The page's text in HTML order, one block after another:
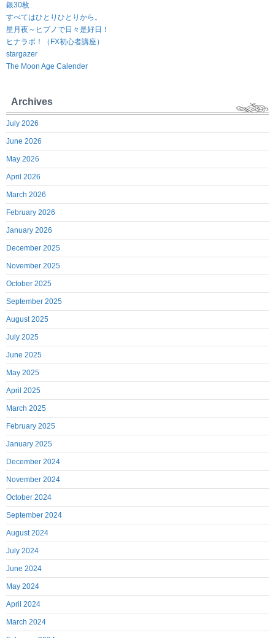
銀30枚
すべてはひとりひとりから。
星月夜～ヒプノで日々是好日！
ヒナラボ！（FX初心者講座）
stargazer
The Moon Age Calender
Archives
July 2026
June 2026
May 2026
April 2026
March 2026
February 2026
January 2026
December 2025
November 2025
October 2025
September 2025
August 2025
July 2025
June 2025
May 2025
April 2025
March 2025
February 2025
January 2025
December 2024
November 2024
October 2024
September 2024
August 2024
July 2024
June 2024
May 2024
April 2024
March 2024